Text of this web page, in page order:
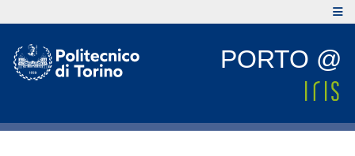
PORTO @